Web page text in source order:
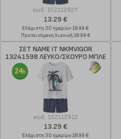
κωδ. 152112927
13.29 €
Ελάχιστη 30 ημερών 18.99 €
Προτεινόμενη λιανική 18.99 €
ΣΕΤ NAME IT NKMVIGOR
13241598 ΛΕΥΚΟ/ΣΚΟΥΡΟ ΜΠΛΕ
κωδ. 152112912
13.29 €
Ελάχιστη 30 ημερών 18.99 €